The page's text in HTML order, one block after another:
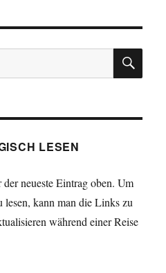
LESEN
neueste Eintrag oben. Um
lesen, kann man die Links zu
während einer Reise